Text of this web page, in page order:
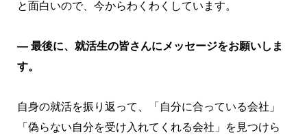
と面白いので、今からわくわくしています。
― 最後に、就活生の皆さんにメッセージをお願いしま
す。
自身の就活を振り返って、「自分に合っている会社」
「偽らない自分を受け入れてくれる会社」を見つけら